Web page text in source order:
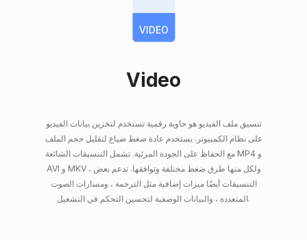
VIDEO
Video
تنسيق ملف الفيديو هو حاوية رقمية تستخدم لتخزين بيانات الفيديو
على نظام الكمبيوتر. يستخدم عادة ضغط ضياع لتقليل حجم الملف
مع الحفاظ على الجودة المرئية. تشمل التنسيقات الشائعة MP4 و
AVI و MKV ، ولكل منها طرق ضغط مختلفة وتوافقها. تدعم بعض
التنسيقات أيضًا ميزات إضافية مثل الترجمة ، ومسارات الصوت
المتعددة ، والبيانات الوصفية لتحسين التحكم في التشغيل.